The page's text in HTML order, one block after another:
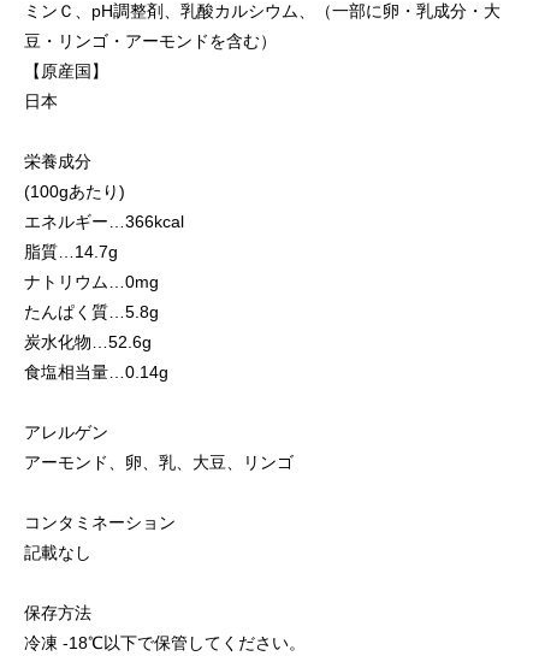
ミンＣ、pH調整剤、乳酸カルシウム、（一部に卵・乳成分・大
豆・リンゴ・アーモンドを含む）
【原産国】
日本
栄養成分
(100gあたり)
エネルギー…366kcal
脂質…14.7g
ナトリウム…0mg
たんぱく質…5.8g
炭水化物…52.6g
食塩相当量…0.14g
アレルゲン
アーモンド、卵、乳、大豆、リンゴ
コンタミネーション
記載なし
保存方法
冷凍 -18℃以下で保管してください。